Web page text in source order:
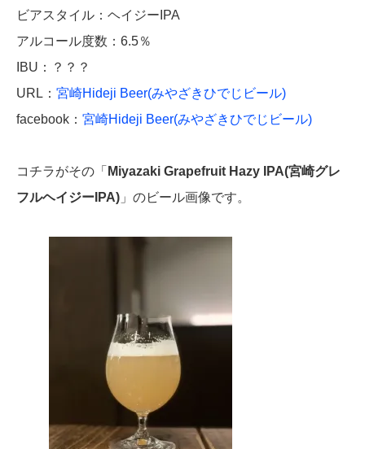
ビアスタイル：ヘイジーIPA
アルコール度数：6.5％
IBU：？？？
URL： 宮崎Hideji Beer(みやざきひでじビール)
facebook： 宮崎Hideji Beer(みやざきひでじビール)
コチラがその「 Miyazaki Grapefruit Hazy IPA(宮崎グレ
フルヘイジーIPA) 」のビール画像です。